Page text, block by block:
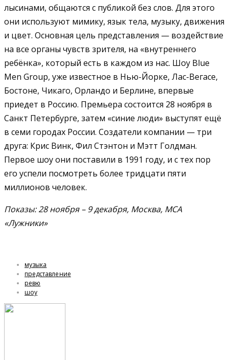
лысинами, общаются с публикой без слов. Для этого
они используют мимику, язык тела, музыку, движения
и цвет. Основная цель представления — воздействие
на все органы чувств зрителя, на «внутреннего
ребёнка», который есть в каждом из нас. Шоу Blue
Men Group, уже известное в Нью-Йорке, Лас-Вегасе,
Бостоне, Чикаго, Орландо и Берлине, впервые
приедет в Россию. Премьера состоится 28 ноября в
Санкт Петербурге, затем «синие люди» выступят ещё
в семи городах России. Создатели компании — три
друга: Крис Винк, Фил Стэнтон и Мэтт Голдман.
Первое шоу они поставили в 1991 году, и с тех пор
его успели посмотреть более тридцати пяти
миллионов человек.
Показы: 28 ноября – 9 декабря, Москва, МСА
«Лужники»
музыка
представление
ревю
шоу